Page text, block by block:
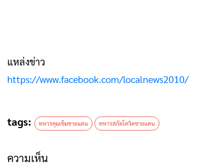
แหล่งข่าว
https://www.facebook.com/localnews2010/
tags: ทหารคุมเข็มชายแดน ทหารสกัดโควิดชายแดน
ความเห็น